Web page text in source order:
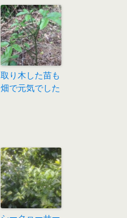
取り木した苗も
畑で元気でした